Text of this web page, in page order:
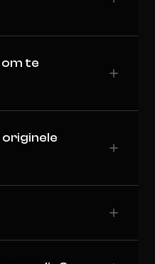
om te